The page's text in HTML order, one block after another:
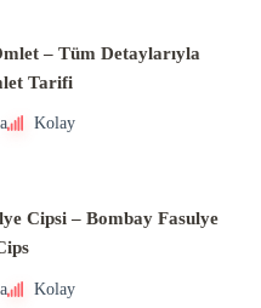
– Tüm Detaylarıyla
Tarifi
Kolay
Cipsi – Bombay Fasulye
Kolay